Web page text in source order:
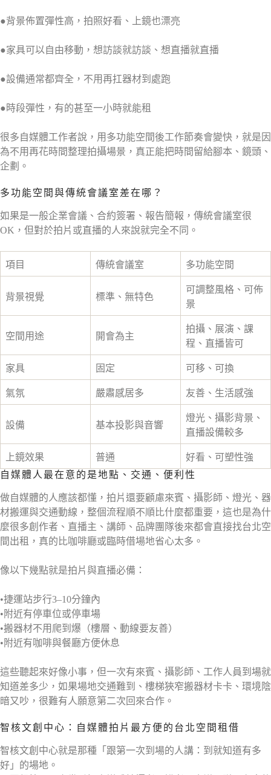
●背景佈置彈性高，拍照好看、上鏡也漂亮
●家具可以自由移動，想訪談就訪談、想直播就直播
●設備通常都齊全，不用再扛器材到處跑
●時段彈性，有的甚至一小時就能租
很多自媒體工作者說，用多功能空間後工作節奏會變快，就是因
為不用再花時間整理拍攝場景，真正能把時間留給腳本、鏡頭、
企劃。
多功能空間與傳統會議室差在哪？
如果是一般企業會議、合約簽署、報告簡報，傳統會議室很
OK，但對於拍片或直播的人來說就完全不同。
項目 傳統會議室 多功能空間
背景視覺 標準、無特色
可調整風格、可佈
景
空間用途 開會為主
拍攝、展演、課
程、直播皆可
家具 固定 可移、可換
氣氛 嚴肅感居多 友善、生活感強
設備 基本投影與音響
燈光、攝影背景、
直播設備較多
上鏡效果 普通
好看、可塑性強
自媒體人最在意的是地點、交通、便利性
做自媒體的人應該都懂，拍片還要顧慮來賓、攝影師、燈光、器
材搬運與交通動線，整個流程順不順比什麼都重要，這也是為什
麼很多創作者、直播主、講師、品牌團隊後來都會直接找台北空
間出租，真的比咖啡廳或臨時借場地省心太多。
像以下幾點就是拍片與直播必備：
•捷運站步行3–10分鐘內
•附近有停車位或停車場
•搬器材不用爬到爆（樓層、動線要友善）
•附近有咖啡與餐廳方便休息
這些聽起來好像小事，但一次有來賓、攝影師、工作人員到場就
知道差多少，如果場地交通難到、樓梯狹窄搬器材卡卡、環境陰
暗又吵，很難有人願意第二次回來合作。
智核文創中心：自媒體拍片最方便的台北空間租借
智核文創中心就是那種「跟第一次到場的人講：到就知道有多
好」的場地。